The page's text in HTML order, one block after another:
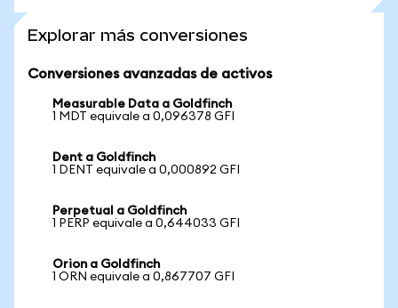
Explorar más conversiones
Conversiones avanzadas de activos
Measurable Data a Goldfinch
1 MDT equivale a 0,096378 GFI
Dent a Goldfinch
1 DENT equivale a 0,000892 GFI
Perpetual a Goldfinch
1 PERP equivale a 0,644033 GFI
Orion a Goldfinch
1 ORN equivale a 0,867707 GFI